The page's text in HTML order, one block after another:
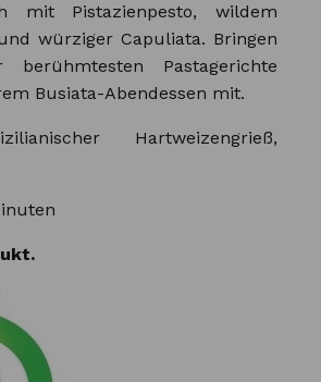
mit Pistazienpesto, wildem
würziger Capuliata. Bringen
Pastagerichte
Busiata-Abendessen mit.
Hartweizengrieß,